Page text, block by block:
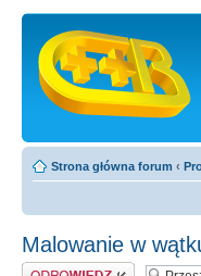
Strona główna forum ‹
Malowanie w
Odpowiedz